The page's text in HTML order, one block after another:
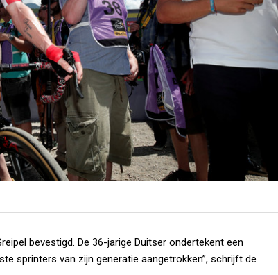
bevestigd. De 36-jarige Duitser ondertekent een
sprinters van zijn generatie aangetrokken”, schrijft de